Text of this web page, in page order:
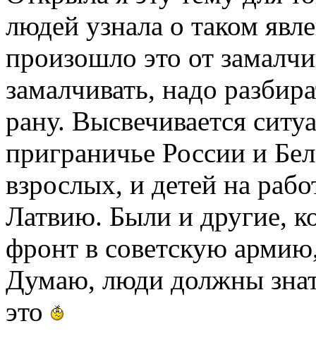
людей узнала о таком
произошло это от
замалчивать, надо
рану. Высвечивается
приграничье России и
взрослых, и детей на
Латвию. Были и другие,
фронт в советскую
Думаю, люди должны
это